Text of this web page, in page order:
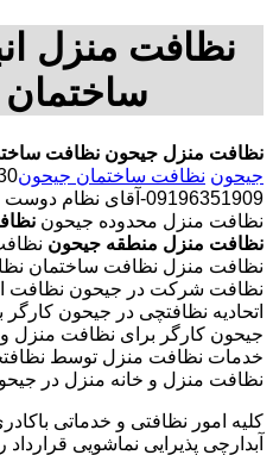
نظافت منزل
ساختمان
نظافت منزل جیحون نظافت
جیحون نظافت ساختمان جیحون
09196351909-آقای
نظافت منزل محدوده جیحون
نظافت منزل منطقه جیحون
نظافت منزل نظافت ساختمان
نظافت شرکت در جیحون نظافت
اتحادیه نظافتچی در جیحون
جیحون کارگر برای نظافت منزل
خدمات نظافت منزل توسط
نظافت منزل و خانه منزل در
کلیه امور نظافتی و خدماتی
آبدارچی پذیرایی نماشویی